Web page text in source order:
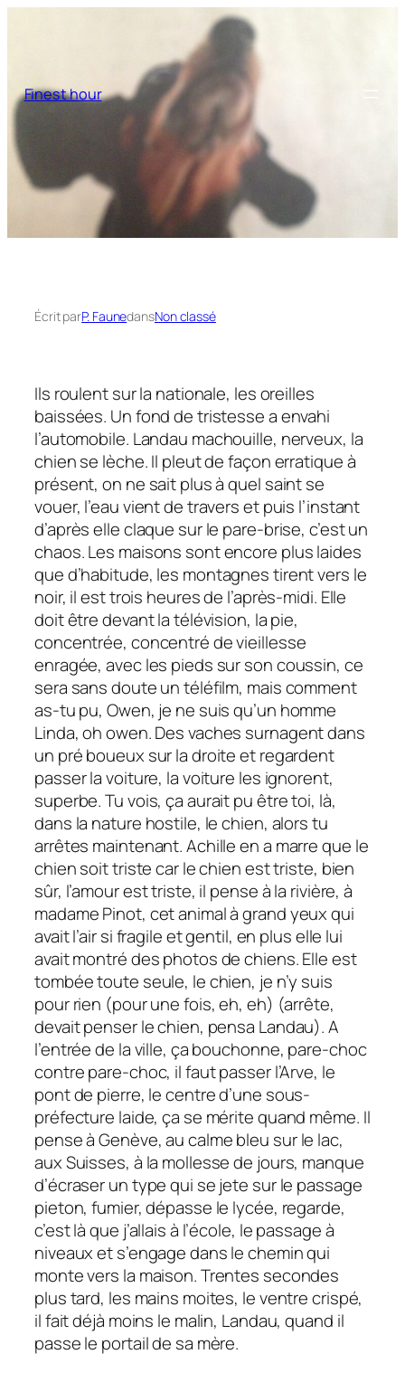
Finest hour
Écrit parP. FaunedansNon classé
Ils roulent sur la nationale, les oreilles
baissées. Un fond de tristesse a envahi
l’automobile. Landau machouille, nerveux, la
chien se lèche. Il pleut de façon erratique à
présent, on ne sait plus à quel saint se
vouer, l’eau vient de travers et puis l’instant
d’après elle claque sur le pare-brise, c’est un
chaos. Les maisons sont encore plus laides
que d’habitude, les montagnes tirent vers le
noir, il est trois heures de l’après-midi. Elle
doit être devant la télévision, la pie,
concentrée, concentré de vieillesse
enragée, avec les pieds sur son coussin, ce
sera sans doute un téléfilm, mais comment
as-tu pu, Owen, je ne suis qu’un homme
Linda, oh owen. Des vaches surnagent dans
un pré boueux sur la droite et regardent
passer la voiture, la voiture les ignorent,
superbe. Tu vois, ça aurait pu être toi, là,
dans la nature hostile, le chien, alors tu
arrêtes maintenant. Achille en a marre que le
chien soit triste car le chien est triste, bien
sûr, l’amour est triste, il pense à la rivière, à
madame Pinot, cet animal à grand yeux qui
avait l’air si fragile et gentil, en plus elle lui
avait montré des photos de chiens. Elle est
tombée toute seule, le chien, je n’y suis
pour rien (pour une fois, eh, eh) (arrête,
devait penser le chien, pensa Landau). A
l’entrée de la ville, ça bouchonne, pare-choc
contre pare-choc, il faut passer l’Arve, le
pont de pierre, le centre d’une sous-
préfecture laide, ça se mérite quand même. Il
pense à Genève, au calme bleu sur le lac,
aux Suisses, à la mollesse de jours, manque
d’écraser un type qui se jete sur le passage
pieton, fumier, dépasse le lycée, regarde,
c’est là que j’allais à l’école, le passage à
niveaux et s’engage dans le chemin qui
monte vers la maison. Trentes secondes
plus tard, les mains moites, le ventre crispé,
il fait déjà moins le malin, Landau, quand il
passe le portail de sa mère.